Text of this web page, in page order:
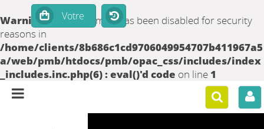
Warning: set_time_limit() has been disabled for security
reasons in
/home/clients/8b686c1cd9706049954707b411967a5
a/web/pmb/htdocs/pmb/opac_css/includes/index
_includes.inc.php(6) : eval()'d code on line 1